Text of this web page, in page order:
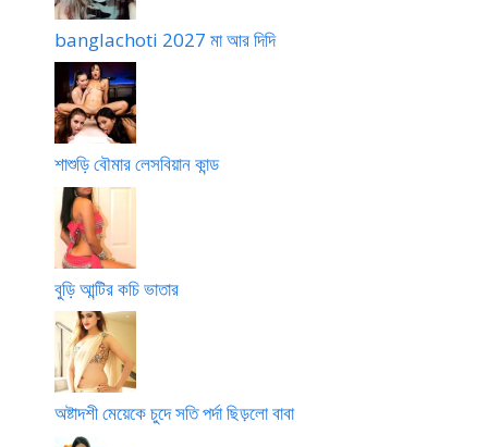
banglachoti 2027 মা আর দিদি
শাশুড়ি বৌমার লেসবিয়ান কান্ড
বুড়ি আন্টির কচি ভাতার
অষ্টাদশী মেয়েকে চুদে সতি পর্দা ছিড়লো বাবা